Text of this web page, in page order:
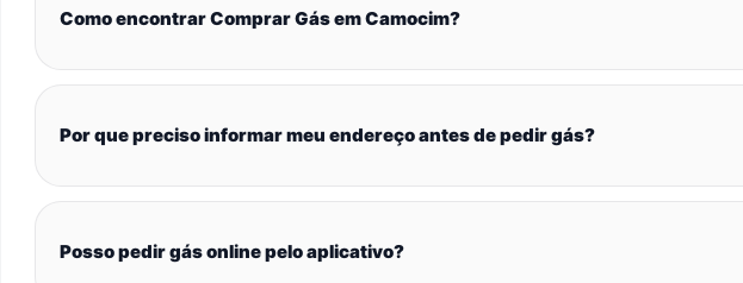
Como encontrar Comprar Gás em Camocim?
Por que preciso informar meu endereço antes de pedir gás?
Posso pedir gás online pelo aplicativo?